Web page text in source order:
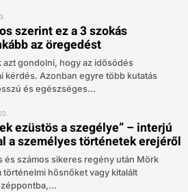
szerint ez a 3 szokás
az öregedést
azt gondolni, hogy az idősödés
kérdés. Azonban egyre több kutatás
és egészséges...
ezüstös a szegélye” – interjú
a személyes történetek erejéről
és számos sikeres regény után Mörk
történelmi hősnőket vagy kitalált